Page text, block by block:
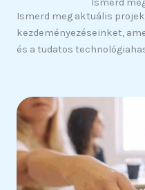
Ismerd meg aktuális
kezdeményezéseinket,
és a tudatos